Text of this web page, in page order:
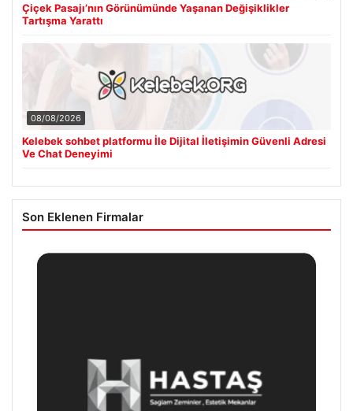
Çiçek Pasajı’nın Görünümünde Yaşanan Değişiklikler
Tartışma Yarattı
08/08/2026
Kelebek sohbet platformu İle Dijital İletişimin Güvenli Adresi
Ve Chat Deneyimi
Son Eklenen Firmalar